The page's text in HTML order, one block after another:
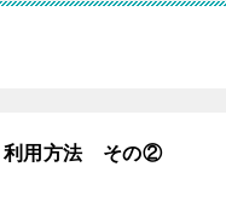
利用方法 その②